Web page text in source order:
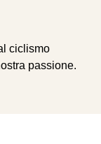
ciclismo
passione.